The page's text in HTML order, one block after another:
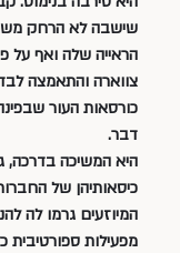
שישבה לא הרחק
הראייה שלה ואף
צווארה והתאמצה
כורסאות העור
דבר.
היא המשיכה בדרכה,
כיסאותיהן של
המיוזעים גרמו לה
מפעילות ספורטיבית